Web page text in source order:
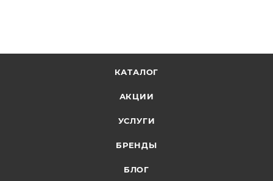
КАТАЛОГ
АКЦИИ
УСЛУГИ
БРЕНДЫ
БЛОГ